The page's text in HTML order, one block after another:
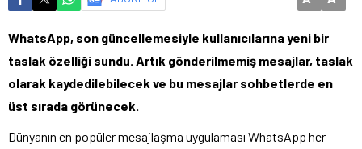
WhatsApp, son güncellemesiyle kullanıcılarına yeni bir
taslak özelliği sundu. Artık gönderilmemiş mesajlar, taslak
olarak kaydedilebilecek ve bu mesajlar sohbetlerde en
üst sırada görünecek.
Dünyanın en popüler mesajlaşma uygulaması WhatsApp her